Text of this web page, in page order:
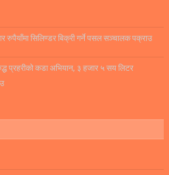
रुपैयाँमा सिलिण्डर बिक्री गर्ने पसल सञ्चालक पक्राउ
प्रहरीको कडा अभियान, ३ हजार ५ सय लिटर